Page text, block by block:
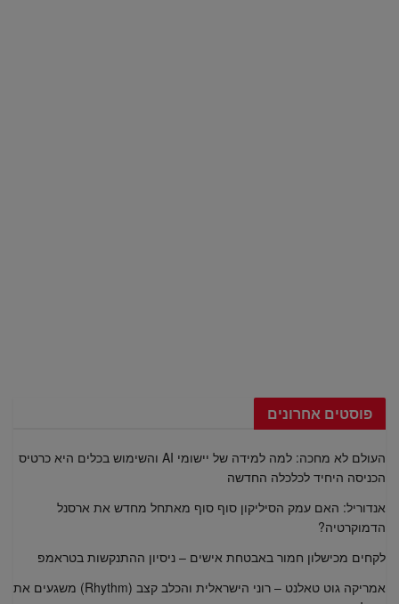
פוסטים אחרונים
העולם לא מחכה: למה למידה של יישומי AI והשימוש בכלים היא כרטיס
הכניסה היחיד לכלכלה החדשה
אנדוריל: האם עמק הסיליקון סוף סוף מאתחל מחדש את ארסנל
הדמוקרטיה?
לקחים מכישלון חמור באבטחת אישים – ניסיון ההתנקשות בטראמפ
אמריקה גוט טאלנט – רוני הישראלית והכלב קצב (Rhythm) משגעים את